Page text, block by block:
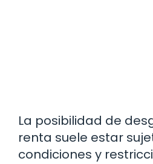
La posibilidad de
renta suele estar
condiciones y